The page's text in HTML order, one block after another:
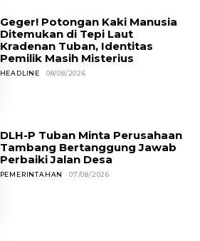
Geger! Potongan Kaki Manusia
Ditemukan di Tepi Laut
Kradenan Tuban, Identitas
Pemilik Masih Misterius
HEADLINE 08/08/2026
DLH-P Tuban Minta Perusahaan
Tambang Bertanggung Jawab
Perbaiki Jalan Desa
PEMERINTAHAN 07/08/2026